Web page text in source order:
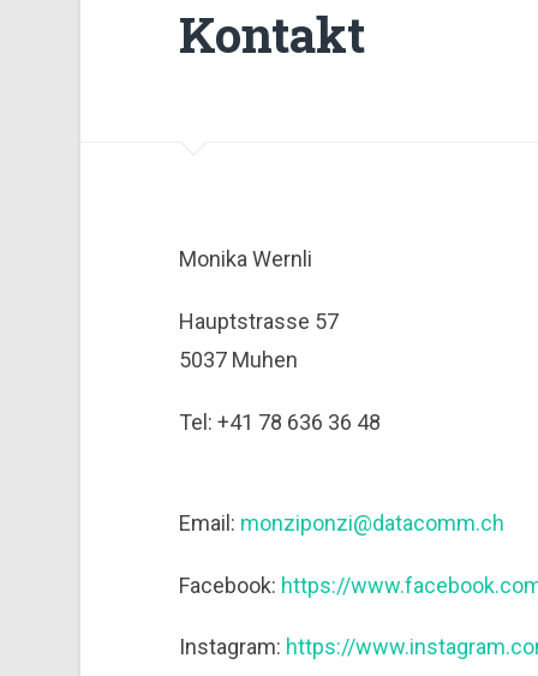
Kontakt
Monika Wernli
Hauptstrasse 57
5037 Muhen
Tel: +41 78 636 36 48
Email: monziponzi@datacomm.ch
Facebook: https://
Instagram: https://